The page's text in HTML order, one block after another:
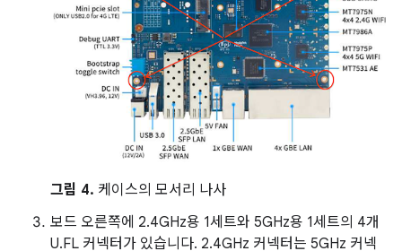
그림 4. 케이스의 모서리 나사
보드 오른쪽에 2.4GHz용 1세트와 5GHz용 1세트의 4개
U.FL 커넥터가 있습니다. 2.4GHz 커넥터는 5GHz 커넥